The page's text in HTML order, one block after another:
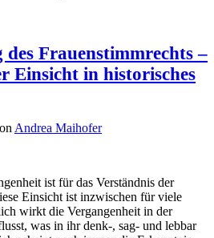
des Frauenstimmrechts –
Einsicht in historisches
Andrea Maihofer
ist für das Verständnis der
Einsicht ist inzwischen für viele
wirkt die Vergangenheit in der
was in ihr denk-, sag- und lebbar